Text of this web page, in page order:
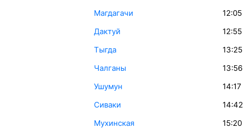
Магдагачи
12:05
Дактуй
12:55
Тыгда
13:25
Чалганы
13:56
Ушумун
14:17
Сиваки
14:42
Мухинская
15:20